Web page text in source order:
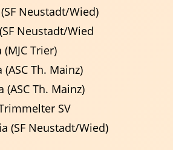
Neustadt/Wied)
Neustadt/Wied
Trier)
Th. Mainz)
(ASC Th. Mainz)
SV
(SF Neustadt/Wied)